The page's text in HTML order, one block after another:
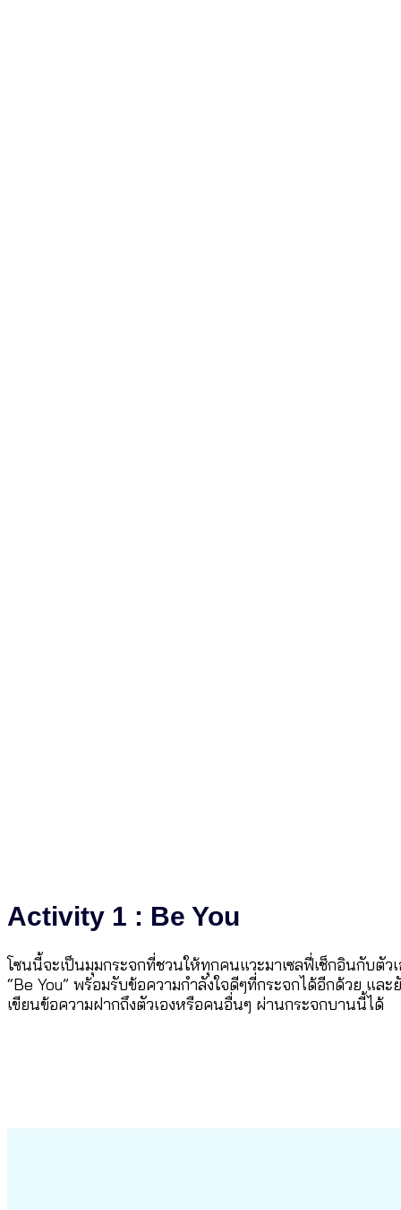
Activity 1 : Be You
โซนนี้จะเป็นมุมกระจกที่ชวนให้ทุกคนแวะมาเซลฟี่เช็กอินกับตัว
“Be You” พร้อมรับข้อความกำลังใจดีๆที่กระจกได้อีกด้วย และ
เขียนข้อความฝากถึงตัวเองหรือคนอื่นๆ ผ่านกระจกบานนี้ได้